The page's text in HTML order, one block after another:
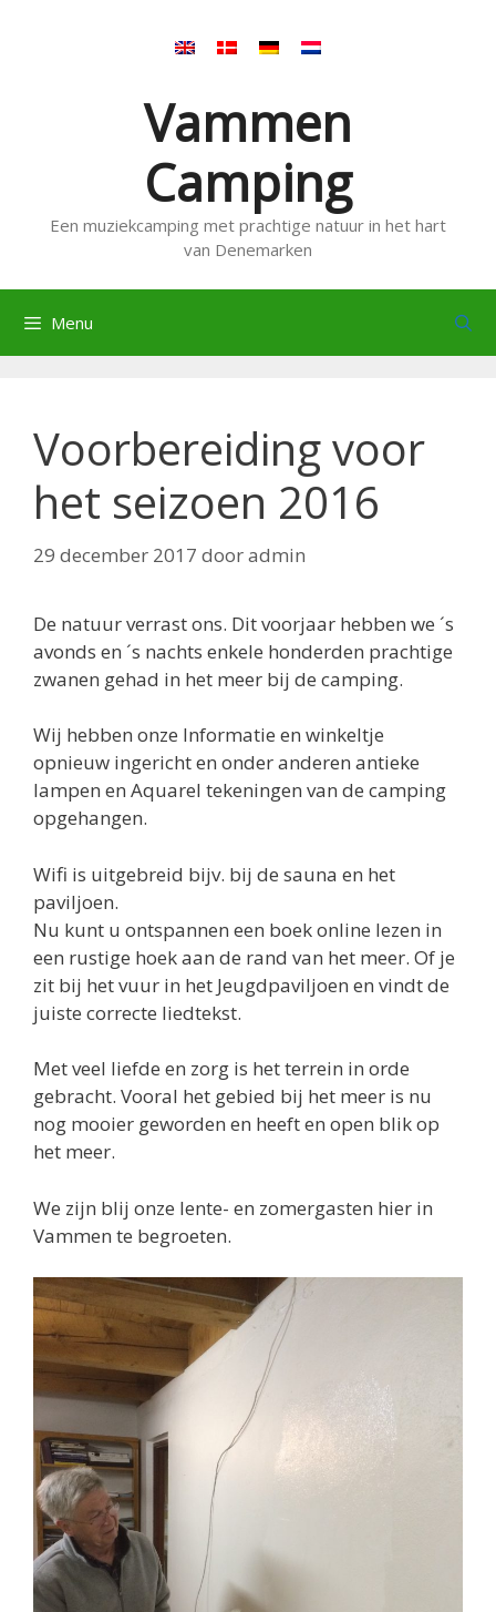
Vammen
Camping
Een muziekcamping met prachtige natuur in het hart
van Denemarken
Menu
Voorbereiding voor
het seizoen 2016
29 december 2017 dooradmin
De natuur verrast ons. Dit voorjaar hebben we ´s
avonds en ´s nachts enkele honderden prachtige
zwanen gehad in het meer bij de camping.
Wij hebben onze Informatie en winkeltje
opnieuw ingericht en onder anderen antieke
lampen en Aquarel tekeningen van de camping
opgehangen.
Wifi is uitgebreid bijv. bij de sauna en het
paviljoen.
Nu kunt u ontspannen een boek online lezen in
een rustige hoek aan de rand van het meer. Of je
zit bij het vuur in het Jeugdpaviljoen en vindt de
juiste correcte liedtekst.
Met veel liefde en zorg is het terrein in orde
gebracht. Vooral het gebied bij het meer is nu
nog mooier geworden en heeft en open blik op
het meer.
We zijn blij onze lente- en zomergasten hier in
Vammen te begroeten.